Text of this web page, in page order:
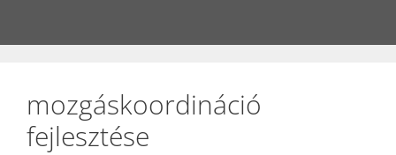
mozgáskoordináció
fejlesztése